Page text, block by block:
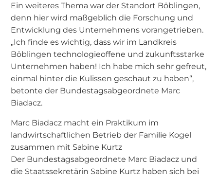
Ein weiteres Thema war der Standort Böblingen,
denn hier wird maßgeblich die Forschung und
Entwicklung des Unternehmens vorangetrieben.
„Ich finde es wichtig, dass wir im Landkreis
Böblingen technologieoffene und zukunftsstarke
Unternehmen haben! Ich habe mich sehr gefreut,
einmal hinter die Kulissen geschaut zu haben“,
betonte der Bundestagsabgeordnete Marc
Biadacz.
Marc Biadacz macht ein Praktikum im
landwirtschaftlichen Betrieb der Familie Kogel
zusammen mit Sabine Kurtz
Der Bundestagsabgeordnete Marc Biadacz und
die Staatssekretärin Sabine Kurtz haben sich bei